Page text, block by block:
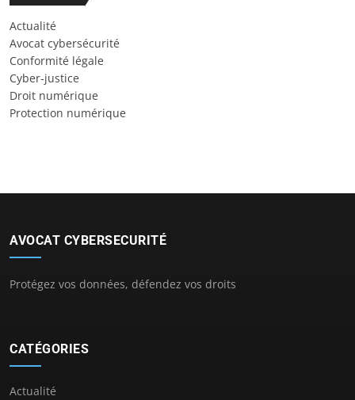
Actualité
Avocat cybersécurité
Conformité légale
Cyber-justice
Droit numérique
Protection numérique
AVOCAT CYBERSECURITÉ
Protégez vos données, défendez vos droits
CATÉGORIES
Actualité